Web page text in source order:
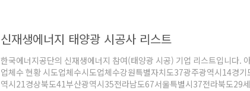
신재생에너지 태양광 시공사 리스트
한국에너지공단의 신재생에너지 참여(태양광 시공) 기업 리스트입니다.
업체수 현황 시도업체수시도업체수강원특별자치도37광주광역시14경
역시21경상북도41부산광역시35전라남도67서울특별시37전라북도29